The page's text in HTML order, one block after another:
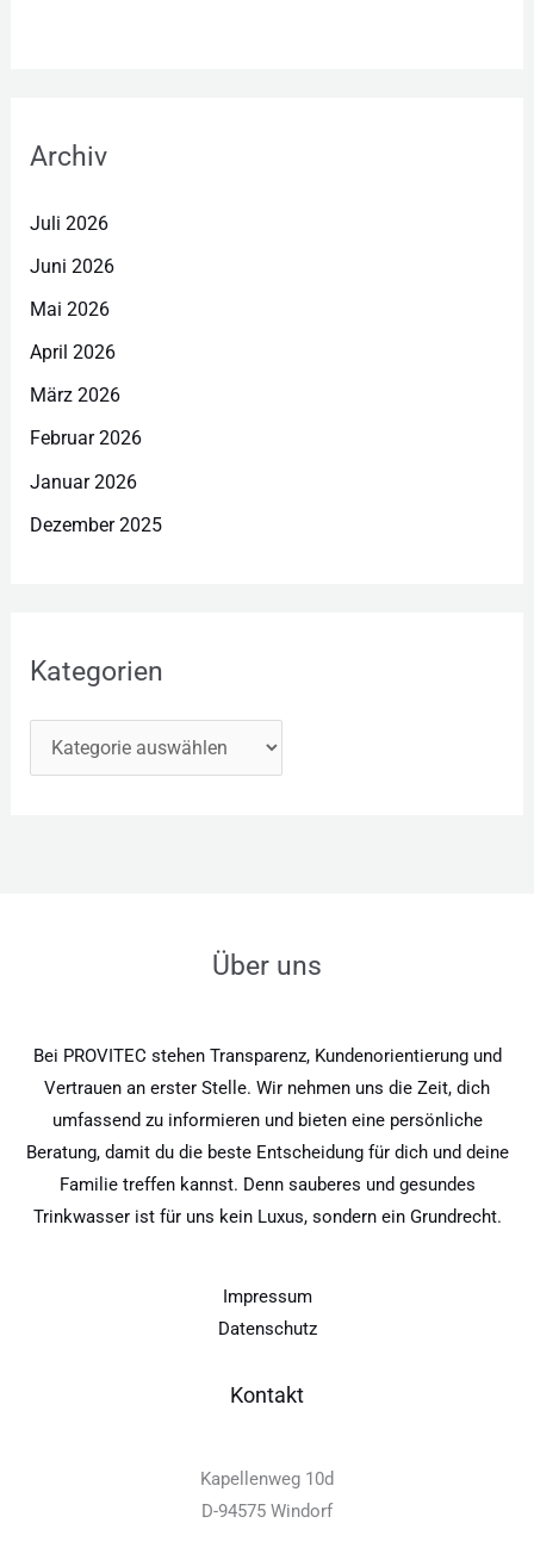
Archiv
Juli 2026
Juni 2026
Mai 2026
April 2026
März 2026
Februar 2026
Januar 2026
Dezember 2025
Kategorien
Über uns
Bei PROVITEC stehen Transparenz, Kundenorientierung und
Vertrauen an erster Stelle. Wir nehmen uns die Zeit, dich
umfassend zu informieren und bieten eine persönliche
Beratung, damit du die beste Entscheidung für dich und deine
Familie treffen kannst. Denn sauberes und gesundes
Trinkwasser ist für uns kein Luxus, sondern ein Grundrecht.
Impressum
Datenschutz
Kontakt
Kapellenweg 10d
D-94575 Windorf